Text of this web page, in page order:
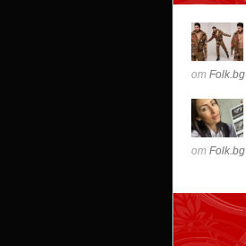
от Folk.bg
от Folk.bg